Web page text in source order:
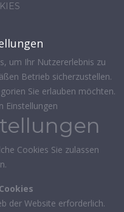
um Ihr Nutzererlebnis zu
Betrieb sicherzustellen.
Sie erlauben möchten.
Einstellungen
Cookies Sie zulassen
der Website erforderlich.